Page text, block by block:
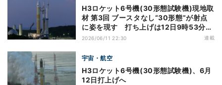
H3ロケット6号機(30形態試験機)現地取
材 第3回 ブースタなし“30形態”が射点
に姿を現す 打ち上げは12日9時53分
59秒
2026/06/11 22:30 連載
宇宙・航空
H3ロケット6号機(30形態試験機)、6月
12日打上げへ